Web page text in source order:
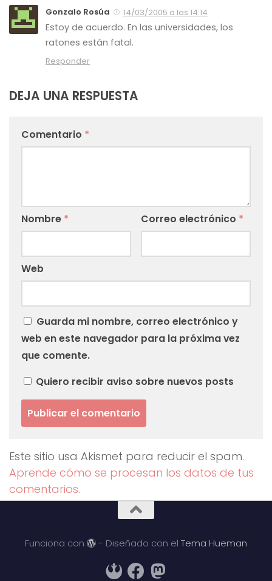
Gonzalo Rosúa 14/03/2005 a las 14:14
Estoy de acuerdo. En las universidades, los
ratones están fatal.
Responder
DEJA UNA RESPUESTA
Comentario *
Nombre * Correo electrónico *
Web
Guarda mi nombre, correo electrónico y
web en este navegador para la próxima vez
que comente.
Quiero recibir aviso sobre nuevos posts
Este sitio usa Akismet para reducir el spam.
Aprende cómo se procesan los datos de tus
comentarios.
Funciona con - Diseñado con el Tema Hueman